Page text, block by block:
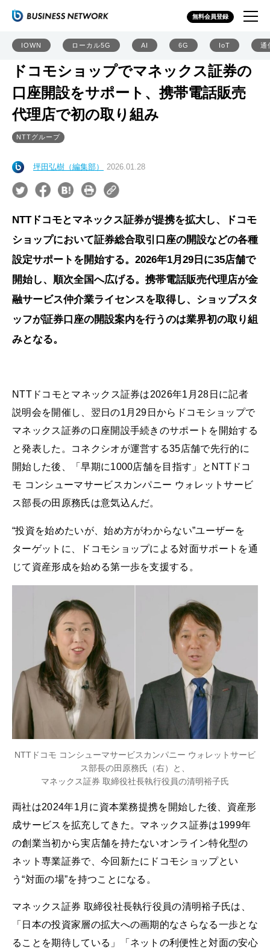
無料会員登録
IOWN ローカル5G AI 6G IoT 通
ドコモショップでマネックス証券の
口座開設をサポート、携帯電話販売
代理店で初の取り組み
NTTグループ
坪田弘樹（編集部） 2026.01.28
NTTドコモとマネックス証券が提携を拡大し、ドコモ
ショップにおいて証券総合取引口座の開設などの各種
設定サポートを開始する。2026年1月29日に35店舗で
開始し、順次全国へ広げる。携帯電話販売代理店が金
融サービス仲介業ライセンスを取得し、ショップスタ
ッフが証券口座の開設案内を行うのは業界初の取り組
みとなる。
NTTドコモとマネックス証券は2026年1月28日に記者
説明会を開催し、翌日の1月29日からドコモショップで
マネックス証券の口座開設手続きのサポートを開始する
と発表した。コネクシオが運営する35店舗で先行的に
開始した後、「早期に1000店舗を目指す」とNTTドコ
モ コンシューマサービスカンパニー ウォレットサービ
ス部長の田原務氏は意気込んだ。
“投資を始めたいが、始め方がわからない”ユーザーを
ターゲットに、ドコモショップによる対面サポートを通
じて資産形成を始める第一歩を支援する。
NTTドコモ コンシューマサービスカンパニー ウォレットサービ
ス部長の田原務氏（右）と、
マネックス証券 取締役社長執行役員の清明裕子氏
両社は2024年1月に資本業務提携を開始した後、資産形
成サービスを拡充してきた。マネックス証券は1999年
の創業当初から実店舗を持たないオンライン特化型の
ネット専業証券で、今回新たにドコモショップとい
う“対面の場”を持つことになる。
マネックス証券 取締役社長執行役員の清明裕子氏は、
「日本の投資家層の拡大への画期的なさらなる一歩とな
ることを期待している」「ネットの利便性と対面の安心